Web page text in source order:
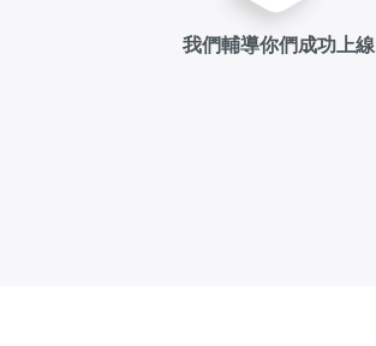
我們輔導你們成功上線